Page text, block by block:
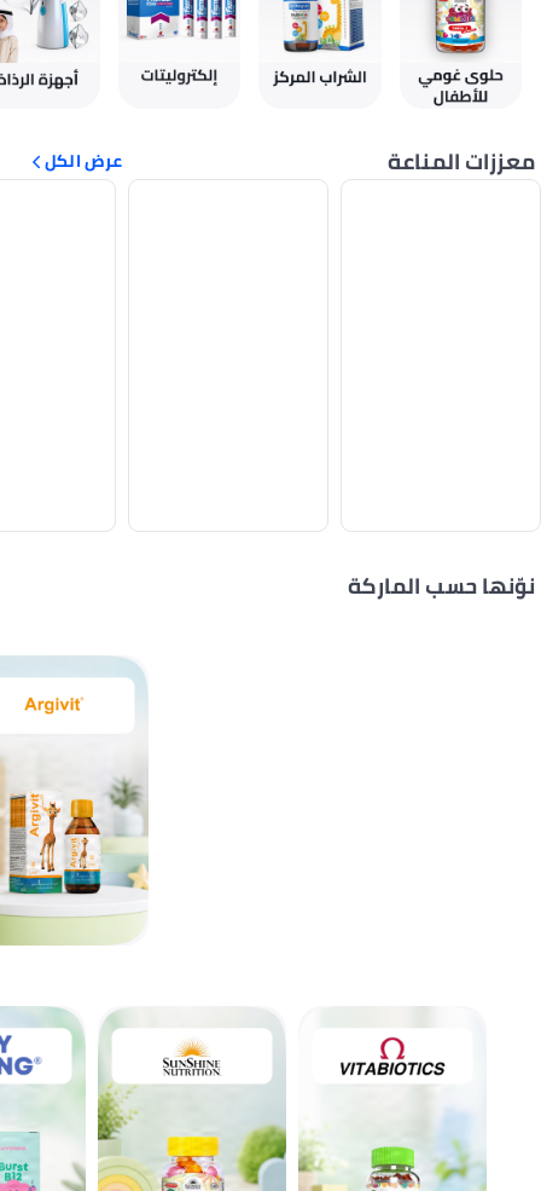
معززات المناعة عرض الكل
نوّنها حسب الماركة